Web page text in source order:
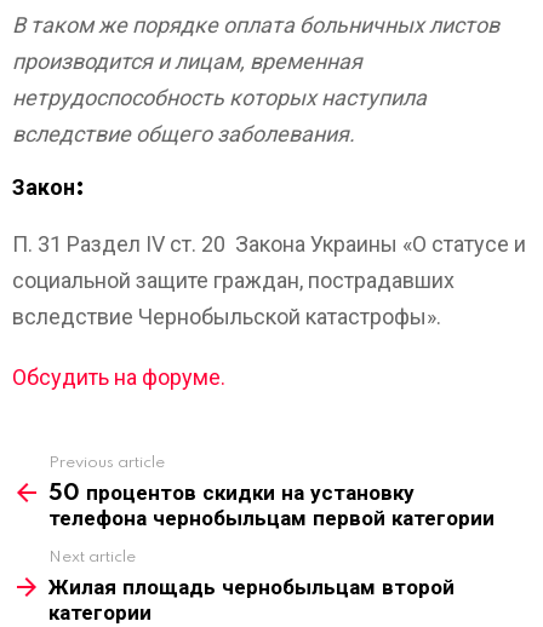
В таком же порядке оплата больничных листов
производится и лицам, временная
нетрудоспособность которых наступила
вследствие общего заболевания.
Закон:
П. 31 Раздел IV ст. 20 Закона Украины «О статусе и
социальной защите граждан, пострадавших
вследствие Чернобыльской катастрофы».
Обсудить на форуме.
more
Previous article
50 процентов скидки на установку
телефона чернобыльцам первой категории
Next article
Жилая площадь чернобыльцам второй
категории